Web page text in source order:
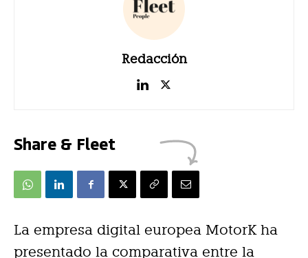
Redacción
Share & Fleet
La empresa digital europea MotorK ha
presentado la comparativa entre la